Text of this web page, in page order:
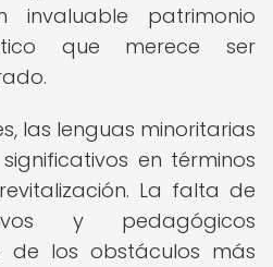
patrimonio
que merece ser
las lenguas minoritarias
en términos
La falta de
y pedagógicos
de los obstáculos más